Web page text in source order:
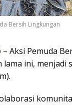
Bersih Lingkungan
– Aksi Pemuda
lama ini,